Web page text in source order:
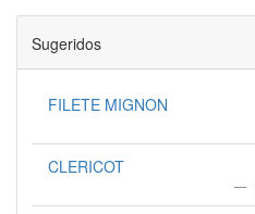
Sugeridos
FILETE MIGNON
CLERICOT